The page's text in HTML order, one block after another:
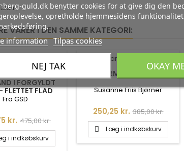
VARER I DEN SAMME KATEGORI:
I FORGYLDT
FLAD
SLANGE
Fra GSD
kr. Normalpris
475,00 kr.
i indkøbskurv
SØLV ARMBÅND - KUGLER
Susanne Friis Bjørner
Pris
250,25 kr. Normalpris
385,00 kr.
 Læg i indkøbskurv
guld.dk benytter cookies for at give dig den
opretholde hjemmesidens
information Tilpas cookies
NEJ TAK OKAY